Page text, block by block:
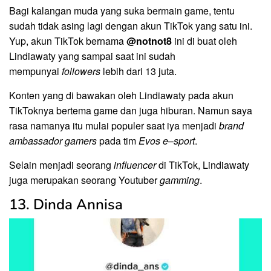
Bagi kalangan muda yang suka bermain game, tentu
sudah tidak asing lagi dengan akun TikTok yang satu ini.
Yup, akun TikTok bernama@notnot8 ini di buat oleh
Lindiawaty yang sampai saat ini sudah
mempunyai followers lebih dari 13 juta.
Konten yang di bawakan oleh Lindiawaty pada akun
TikToknya bertema game dan juga hiburan. Namun saya
rasa namanya itu mulai populer saat iya menjadi brand
ambassador gamerspada tim Evos e–sport.
Selain menjadi seorang influencerdi TikTok, Lindiawaty
juga merupakan seorang Youtubergamming.
13. Dinda Annisa